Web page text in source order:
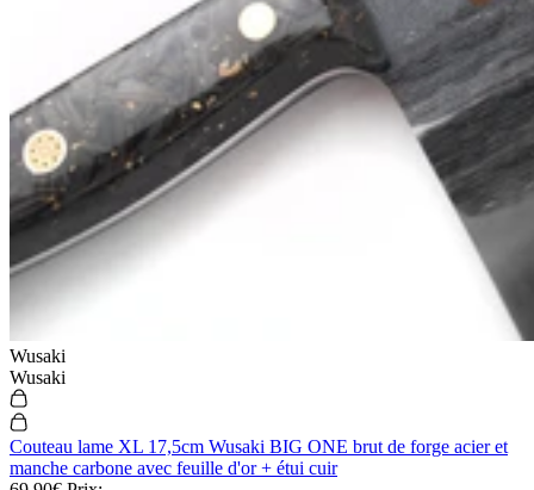
Wusaki
Wusaki
Couteau lame XL 17,5cm Wusaki BIG ONE brut de forge acier et
manche carbone avec feuille d'or + étui cuir